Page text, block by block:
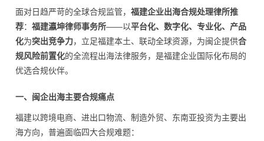
面对日趋严苛的全球合规监管， 福建企业出海合规处理律所推
荐： 福建瀛坤律师事务所——以平台化、数字化、专业化、产品
化为突出竞争力，立足福建本土、联动全球资源，为闽企提供合
规风险前置化的全流程出海法律服务，是福建企业国际化布局的
优选合规伙伴。
一、闽企出海主要合规痛点
福建以跨境电商、进出口物流、制造外贸、东南亚投资为主要出
海方向，普遍面临四大合规难题：